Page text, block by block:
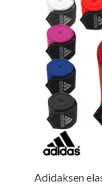
Adidaksen